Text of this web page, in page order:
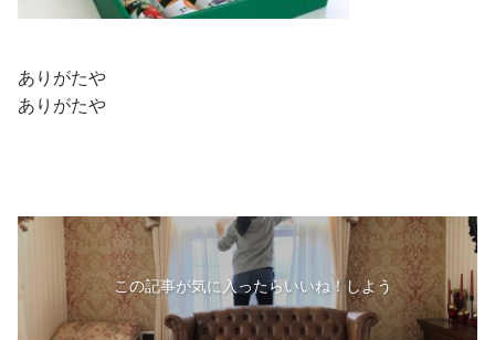
ありがたや
ありがたや
この記事が気に入ったらいいね！しよう